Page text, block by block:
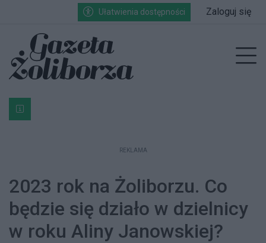
Przejdź do głównych treści
Przejdź do wyszukiwarki
Przejdź do głównego menuUłatwienia dostępności Zaloguj się
Bardzo ważna informacja dla podatników posiadających
REKLAMA
2023 rok na Żoliborzu. Co
będzie się działo w dzielnicy
w roku Aliny Janowskiej?